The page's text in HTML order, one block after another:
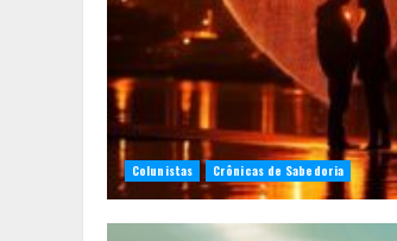
Colunistas Crônicas de Sabedoria